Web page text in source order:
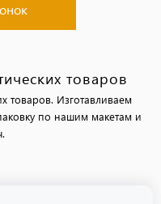
товаров
товаров. Изготавливаем
по нашим макетам и